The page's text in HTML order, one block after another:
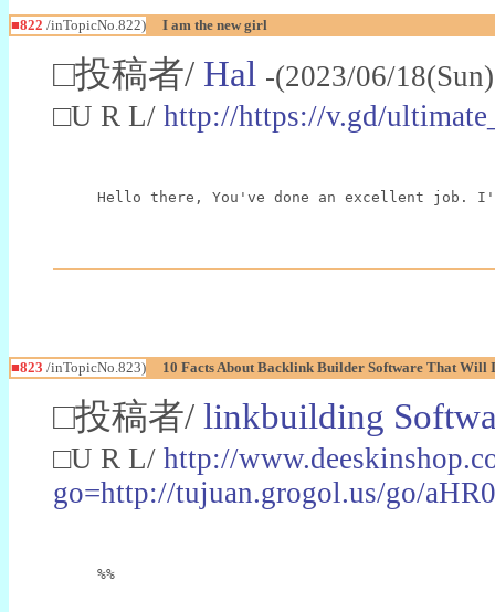
■822 /inTopicNo.822) I am the new girl
□投稿者/ Hal -(2023/06/
□U R L/ http://https://v.gd/
Hello there, You've done an excellent
■823 /inTopicNo.823) 10 Facts About Backlink Builder Software That Will
□投稿者/ linkbuilding
□U R L/ http://
go=http://tujuan.grogol.us/go/
%%